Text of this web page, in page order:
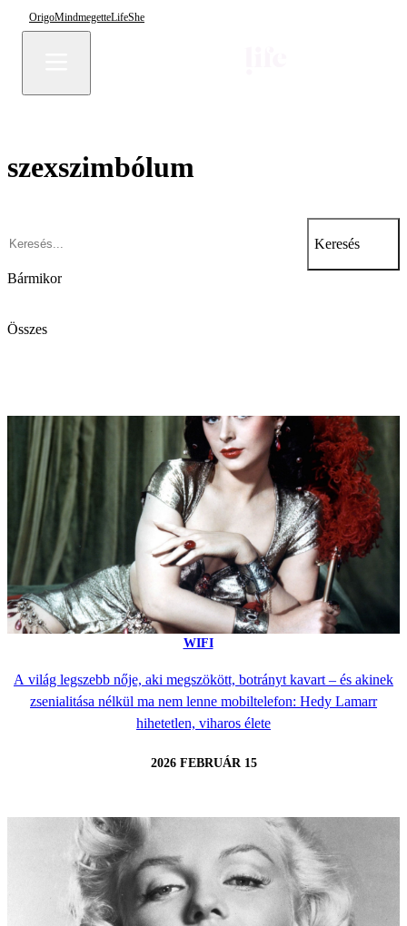
OrigoMindmegetteLifeShe
szexszimbólum
Keresés
Bármikor
Összes
WIFI
A világ legszebb nője, aki megszökött, botrányt kavart – és akinek
zsenialitása nélkül ma nem lenne mobiltelefon: Hedy Lamarr
hihetetlen, viharos élete
2026 FEBRUÁR 15